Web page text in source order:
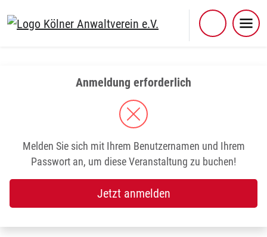
Anmeldung erforderlich
Melden Sie sich mit Ihrem Benutzernamen und Ihrem
Passwort an, um diese Veranstaltung zu buchen!
Jetzt anmelden